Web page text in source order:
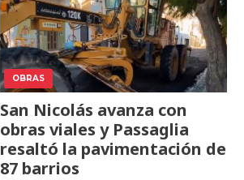
OBRAS
San Nicolás avanza con
obras viales y Passaglia
resaltó la pavimentación de
87 barrios